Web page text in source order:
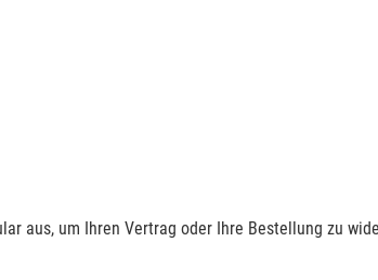
aus, um Ihren Vertrag oder Ihre Bestellung zu